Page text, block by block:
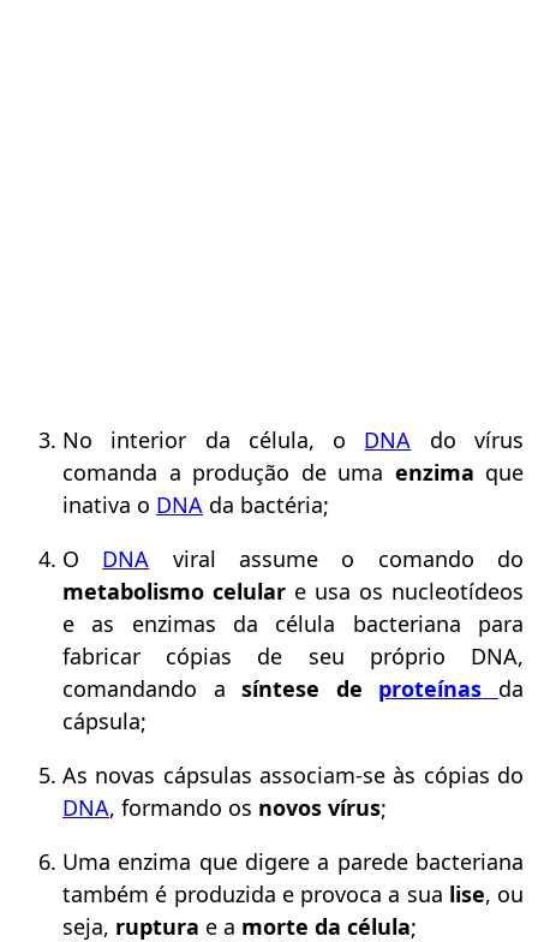
No interior da célula, o DNA do vírus
comanda a produção de uma enzima que
inativa o DNA da bactéria;
O DNA viral assume o comando do
metabolismo celular e usa os nucleotídeos
e as enzimas da célula bacteriana para
fabricar cópias de seu próprio DNA,
comandando asíntese de proteínas
da
cápsula;
As novas cápsulas associam-se às cópias do
DNA, formando os novos vírus;
Uma enzima que digere a parede bacteriana
também é produzida e provoca a sua lise, ou
seja, ruptura e a morte da célula;